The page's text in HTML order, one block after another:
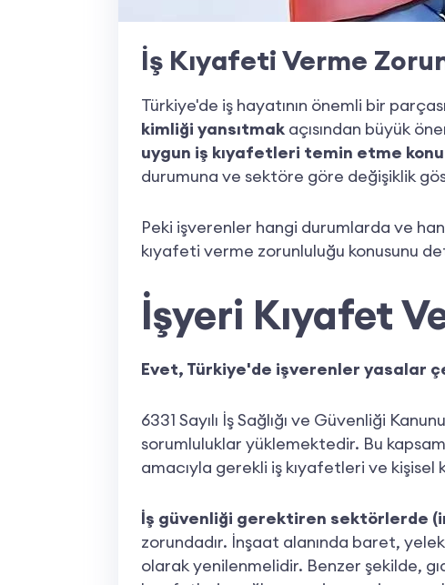
İş Kıyafeti Verme
Türkiye'de iş hayatının önemli bir
kimliği yansıtmak açısından büyük
uygun iş kıyafetleri temin etme
durumuna ve sektöre göre değişiklik
Peki işverenler hangi durumlarda ve
kıyafeti verme zorunluluğu konusunu
İşyeri Kıyafet
Evet, Türkiye'de işverenler yasalar
6331 Sayılı İş Sağlığı ve Güvenliği
sorumluluklar yüklemektedir. Bu
amacıyla gerekli iş kıyafetleri ve kişisel
İş güvenliği gerektiren sektörlerde
zorundadır. İnşaat alanında baret,
olarak yenilenmelidir. Benzer şekilde,